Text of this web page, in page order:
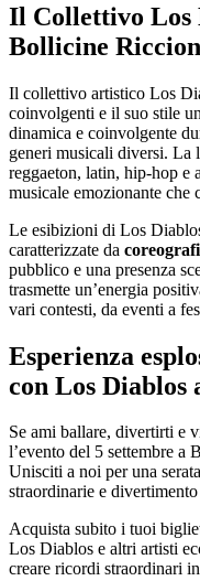
Il Collettivo Los
Bollicine
Il collettivo artistico Los
coinvolgenti e il suo stile
dinamica e coinvolgente
generi musicali diversi. La
reggaeton, latin, hip-hop e
musicale emozionante
Le esibizioni di Los
caratterizzate da
pubblico e una presenza
trasmette un’energia
vari contesti, da eventi a
Esperienza
con Los Diablos
Se ami ballare, divertirti e
l’evento del 5 settembre a
Unisciti a noi per una
straordinarie e
Acquista subito i tuoi
Los Diablos e altri artisti
creare ricordi straordinari